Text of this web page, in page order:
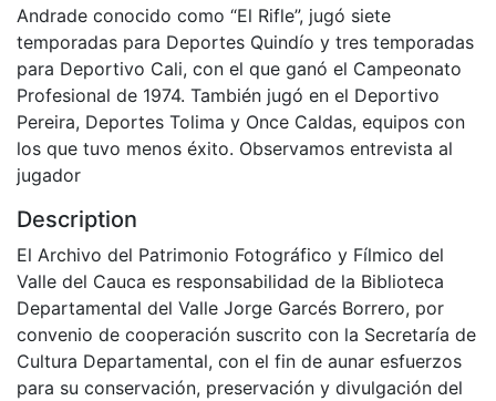
Andrade conocido como “El Rifle”, jugó siete
temporadas para Deportes Quindío y tres temporadas
para Deportivo Cali, con el que ganó el Campeonato
Profesional de 1974. También jugó en el Deportivo
Pereira, Deportes Tolima y Once Caldas, equipos con
los que tuvo menos éxito. Observamos entrevista al
jugador
Description
El Archivo del Patrimonio Fotográfico y Fílmico del
Valle del Cauca es responsabilidad de la Biblioteca
Departamental del Valle Jorge Garcés Borrero, por
convenio de cooperación suscrito con la Secretaría de
Cultura Departamental, con el fin de aunar esfuerzos
para su conservación, preservación y divulgación del